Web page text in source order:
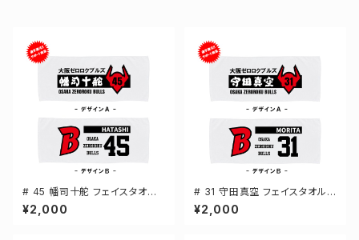
# 45 幡司十舵 フェイスタオル
選手還元 2デザイン FT0144
¥2,000
# 31 守田真空 フェイスタオル
選手還元 2デザイン FT0144
¥2,000